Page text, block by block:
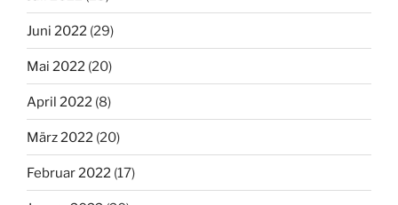
Juni 2022 (29)
Mai 2022 (20)
April 2022 (8)
März 2022 (20)
Februar 2022 (17)